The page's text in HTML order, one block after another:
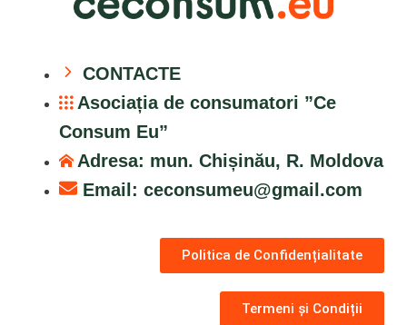
CONTACTE
Asociația de consumatori ”Ce
Consum Eu”
Adresa: mun. Chișinău, R. Moldova
Email: ceconsumeu@gmail.com
Politica de Confidențialitate
Termeni și Condiții